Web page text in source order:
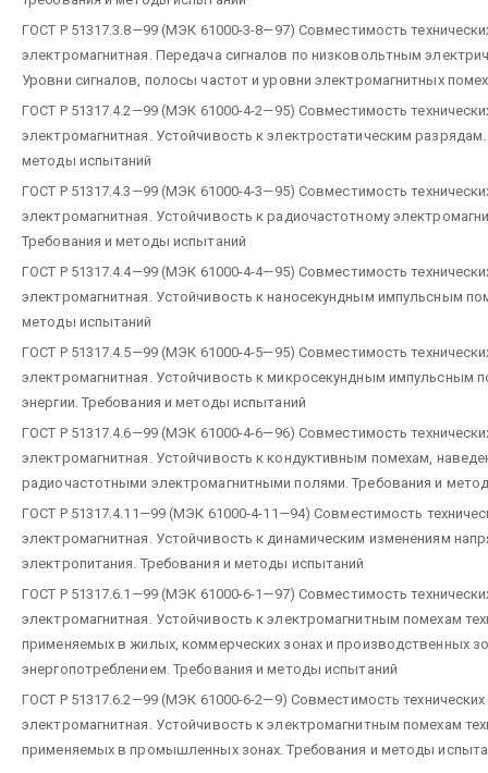
ГОСТ Р 51317.3.8—99 (МЭК 61000-3-8—97) Совместимость
электромагнитная. Передача сигналов по низковольтным
Уровни сигналов, полосы частот и уровни электромагнитных помех
ГОСТ Р 51317.4.2—99 (МЭК 61000-4-2—95) Совместимость
электромагнитная. Устойчивость к электростатическим
методы испытаний
ГОСТ Р 51317.4.3—99 (МЭК 61000-4-3—95) Совместимость
электромагнитная. Устойчивость к радиочастотному
Требования и методы испытаний
ГОСТ Р 51317.4.4—99 (МЭК 61000-4-4—95) Совместимость
электромагнитная. Устойчивость к наносекундным импульсным
методы испытаний
ГОСТ Р 51317.4.5—99 (МЭК 61000-4-5—95) Совместимость
электромагнитная. Устойчивость к микросекундным импульсным
энергии. Требования и методы испытаний
ГОСТ Р 51317.4.6—99 (МЭК 61000-4-6—96) Совместимость
электромагнитная. Устойчивость к кондуктивным помехам,
радиочастотными электромагнитными полями. Требования и
ГОСТ Р 51317.4.11—99 (МЭК 61000-4-11—94) Совместимость
электромагнитная. Устойчивость к динамическим изменениям
электропитания. Требования и методы испытаний
ГОСТ Р 51317.6.1—99 (МЭК 61000-6-1—97) Совместимость
электромагнитная. Устойчивость к электромагнитным помехам
применяемых в жилых, коммерческих зонах и производственных
энергопотреблением. Требования и методы испытаний
ГОСТ Р 51317.6.2—99 (МЭК 61000-6-2—9) Совместимость
электромагнитная. Устойчивость к электромагнитным помехам
применяемых в промышленных зонах. Требования и методы